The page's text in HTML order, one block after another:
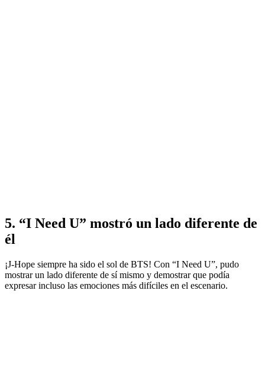
5. “I Need U” mostró un lado diferente de
él
¡J-Hope siempre ha sido el sol de BTS! Con “I Need U”, pudo
mostrar un lado diferente de sí mismo y demostrar que podía
expresar incluso las emociones más difíciles en el escenario.